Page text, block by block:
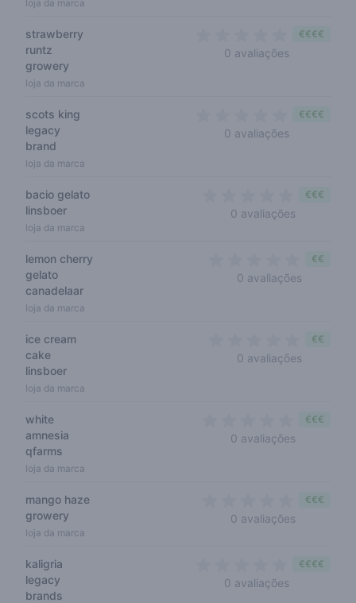
loja da marca
strawberry
runtz
growery
loja da marca
0 avaliações
€€€€
scots king
legacy
brand
loja da marca
0 avaliações
€€€€
bacio gelato
linsboer
loja da marca
0 avaliações
€€€
lemon cherry
gelato
canadelaar
loja da marca
0 avaliações
€€
ice cream
cake
linsboer
loja da marca
0 avaliações
€€
white
amnesia
qfarms
loja da marca
0 avaliações
€€€
mango haze
growery
loja da marca
0 avaliações
€€€
kaligria
legacy
brands
0 avaliações
€€€€